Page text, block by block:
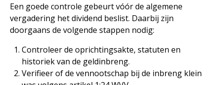
Een goede controle gebeurt vóór de algemene
vergadering het dividend beslist. Daarbij zijn
doorgaans de volgende stappen nodig:
Controleer de oprichtingsakte, statuten en
historiek van de geldinbreng.
Verifieer of de vennootschap bij de inbreng klein